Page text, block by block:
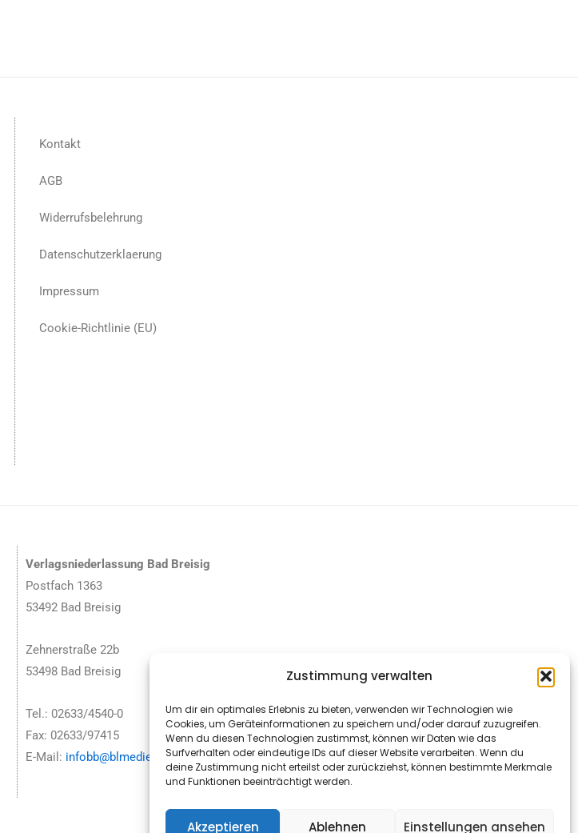
Zustimmung verwalten
Um dir ein optimales Erlebnis zu bieten, verwenden wir Technologien wie
Cookies, um Geräteinformationen zu speichern und/oder darauf zuzugreifen.
Wenn du diesen Technologien zustimmst, können wir Daten wie das
Surfverhalten oder eindeutige IDs auf dieser Website verarbeiten. Wenn du
deine Zustimmung nicht erteilst oder zurückziehst, können bestimmte Merkmale
und Funktionen beeinträchtigt werden.
Akzeptieren Ablehnen Einstellungen ansehen
Kontakt
AGB
Widerrufsbelehrung
Datenschutzerklaerung
Impressum
Cookie-Richtlinie (EU)
Verlagsniederlassung Bad Breisig
Postfach 1363
53492 Bad Breisig
Zehnerstraße 22b
53498 Bad Breisig
Tel.: 02633/4540-0
Fax: 02633/97415
E-Mail: infobb@blmedien.de